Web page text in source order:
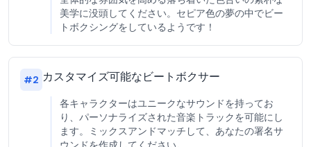
美学に没頭してください。セピア色の夢の中でビー
トボクシングをしているようです！
#2 カスタマイズ可能なビートボクサー
各キャラクターはユニークなサウンドを持ってお
り、パーソナライズされた音楽トラックを可能にし
ます。ミックスアンドマッチして、あなたの署名サ